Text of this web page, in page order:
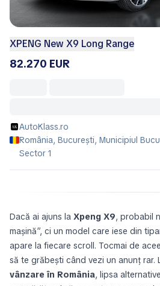
XPENG New X9 Long Range
82.270 EUR
AutoKlass.ro
România, București, Municipiul
Sector 1
Dacă ai ajuns la Xpeng X9, probabil
mașină”, ci un model care iese din
apare la fiecare scroll. Tocmai de
să te grăbești când vezi un anunț rar.
vânzare în România, lipsa